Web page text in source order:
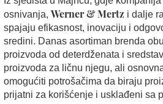
osnivanja, Werner & Mertz i dalje
spajaju efikasnost, inovaciju i
sredini. Danas asortiman brenda
proizvoda od deterdženata i
proizvoda za ličnu njegu, ali
omogućiti potrošačima da biraju
prijatni za korišćenje i usklađeni sa